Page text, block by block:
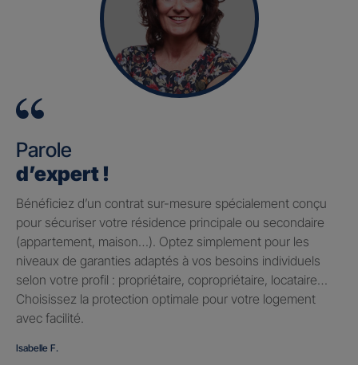
Parole
d’expert !
Bénéficiez d’un contrat sur-mesure spécialement conçu
pour sécuriser votre résidence principale ou secondaire
(appartement, maison…). Optez simplement pour les
niveaux de garanties adaptés à vos besoins individuels
selon votre profil : propriétaire, copropriétaire, locataire…
Choisissez la protection optimale pour votre logement
avec facilité.
Isabelle F.